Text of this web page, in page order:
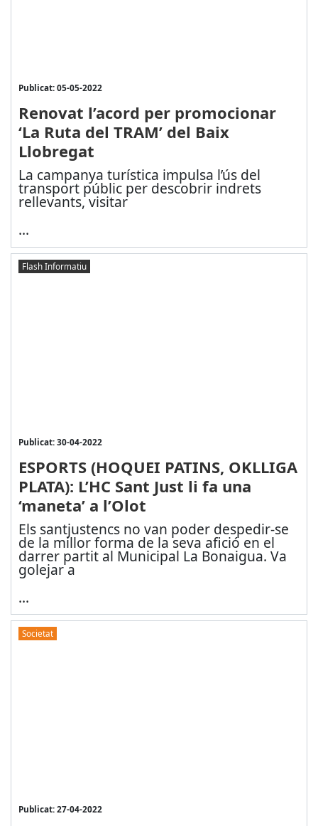
Publicat: 05-05-2022
Renovat l’acord per promocionar
‘La Ruta del TRAM’ del Baix
Llobregat
La campanya turística impulsa l’ús del
transport públic per descobrir indrets
rellevants, visitar
...
Flash Informatiu
Publicat: 30-04-2022
ESPORTS (HOQUEI PATINS, OKLLIGA
PLATA): L’HC Sant Just li fa una
‘maneta’ a l’Olot
Els santjustencs no van poder despedir-se
de la millor forma de la seva afició en el
darrer partit al Municipal La Bonaigua. Va
golejar a
...
Societat
Publicat: 27-04-2022